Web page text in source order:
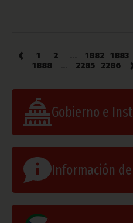
‹ 1 2 1882 1883
1888
2285 2286
Gobierno e
Información